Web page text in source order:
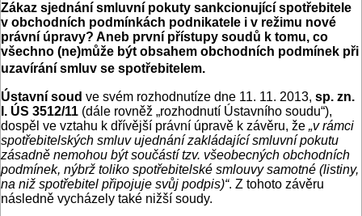
Zákaz sjednání smluvní pokuty sankcionující spotřebitele
v obchodních podmínkách podnikatele i v režimu nové
právní úpravy? Aneb první přístupy soudů k tomu, co
všechno (ne)může být obsahem obchodních podmínek při
uzavírání smluv se spotřebitelem.
Ústavní soud ve svém rozhodnutíze dne 11. 11. 2013, sp. zn.
I. ÚS 3512/11 (dále rovněž „rozhodnutí Ústavního soudu“),
dospěl ve vztahu k dřívější právní úpravě k závěru, že „v rámci
spotřebitelských smluv ujednání zakládající smluvní pokutu
zásadně nemohou být součástí tzv. všeobecných obchodních
podmínek, nýbrž toliko spotřebitelské smlouvy samotné (listiny,
na niž spotřebitel připojuje svůj podpis)“. Z tohoto závěru
následně vycházely také nižší soudy.